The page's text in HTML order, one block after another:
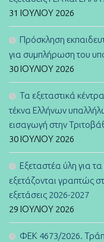
31 ΙΟΥΛΊΟΥ 2026
Πρόσκληση
για συμπλήρωση του
30 ΙΟΥΛΊΟΥ 2026
Τα εξεταστικά
τέκνα Ελλήνων
εισαγωγή στην
30 ΙΟΥΛΊΟΥ 2026
Εξεταστέα ύλη για
εξετάζονται γραπτώς
εξετάσεις 2026-2027
29 ΙΟΥΛΊΟΥ 2026
ΦΕΚ 4673/2026.